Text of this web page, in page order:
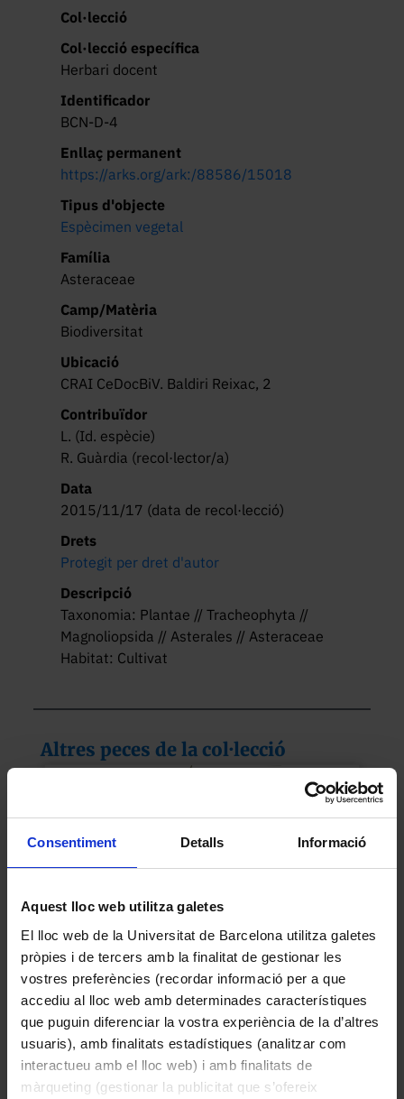
Consentiment Detalls Informació
Aquest lloc web utilitza galetes
El lloc web de la Universitat de Barcelona utilitza galetes
pròpies i de tercers amb la finalitat de gestionar les
vostres preferències (recordar informació per a que
accediu al lloc web amb determinades característiques
que puguin diferenciar la vostra experiència de la d’altres
usuaris), amb finalitats estadístiques (analitzar com
interactueu amb el lloc web) i amb finalitats de
màrqueting (gestionar la publicitat que s’ofereix
Col·lecció
Col·lecció específica
Herbari docent
Identificador
BCN-D-4
Enllaç permanent
https://arks.org/ark:/88586/15018
Tipus d'objecte
Espècimen vegetal
Família
Asteraceae
Camp/Matèria
Biodiversitat
Ubicació
CRAI CeDocBiV. Baldiri Reixac, 2
Contribuïdor
L. (Id. espècie)
R. Guàrdia (recol·lector/a)
Data
2015/11/17 (data de recol·lecció)
Drets
Protegit per dret d'autor
Descripció
Taxonomia: Plantae // Tracheophyta //
Magnoliopsida // Asterales // Asteraceae
Habitat: Cultivat
Altres peces de la col·lecció
Fraxinus excelsior L. (Freixe de fulla gran)
2015